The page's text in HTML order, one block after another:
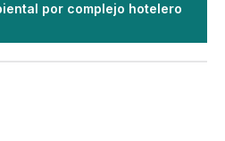
por complejo hotelero